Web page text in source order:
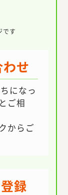
です
せ
になっ
ご相
からご
録